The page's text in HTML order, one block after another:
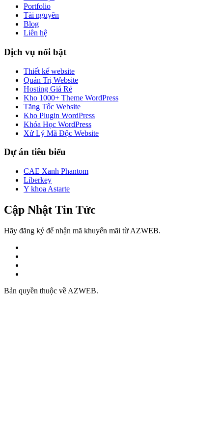
Portfolio
Tài nguyên
Blog
Liên hệ
Dịch vụ nổi bật
Thiết kế website
Quản Trị Website
Hosting Giá Rẻ
Kho 1000+ Theme WordPress
Tăng Tốc Website
Kho Plugin WordPress
Khóa Học WordPress
Xử Lý Mã Độc Website
Dự án tiêu biểu
CAE Xanh Phantom
Liberkey
Y khoa Astarte
Cập Nhật Tin Tức
Hãy đăng ký để nhận mã khuyến mãi từ AZWEB.
Bản quyền thuộc về AZWEB.